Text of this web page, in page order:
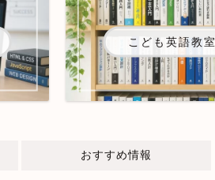
こども英語教室
おすすめ情報